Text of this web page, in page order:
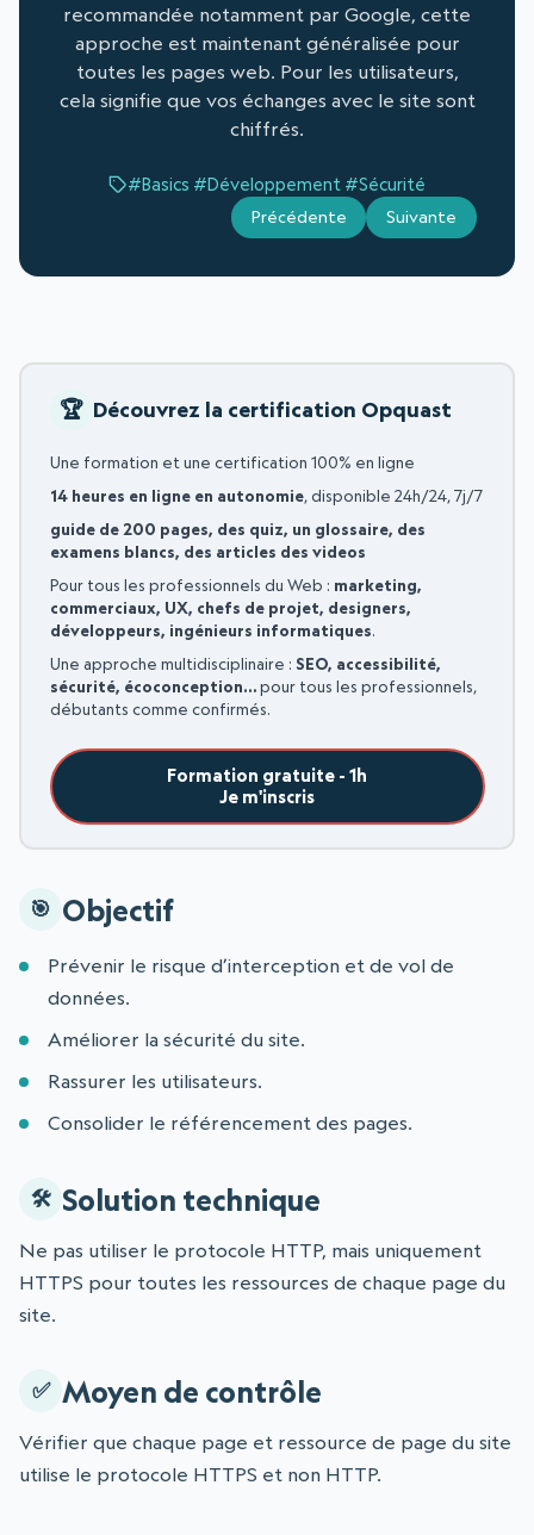
recommandée notamment par Google, cette
approche est maintenant généralisée pour
toutes les pages web. Pour les utilisateurs,
cela signifie que vos échanges avec le site sont
chiffrés.
#Basics #Développement #Sécurité
Précédente Suivante
Découvrez la certification Opquast
Une formation et une certification 100% en ligne
14 heures en ligne en autonomie, disponible 24h/24, 7j/7
guide de 200 pages, des quiz, un glossaire, des
examens blancs, des articles des videos
Pour tous les professionnels du Web : marketing,
commerciaux, UX, chefs de projet, designers,
développeurs, ingénieurs informatiques.
Une approche multidisciplinaire : SEO, accessibilité,
sécurité, écoconception…pour tous les professionnels,
débutants comme confirmés.
Formation gratuite - 1h
Je m'inscris
Objectif
Prévenir le risque d’interception et de vol de
données.
Améliorer la sécurité du site.
Rassurer les utilisateurs.
Consolider le référencement des pages.
Solution technique
Ne pas utiliser le protocole HTTP, mais uniquement
HTTPS pour toutes les ressources de chaque page du
site.
Moyen de contrôle
Vérifier que chaque page et ressource de page du site
utilise le protocole HTTPS et non HTTP.